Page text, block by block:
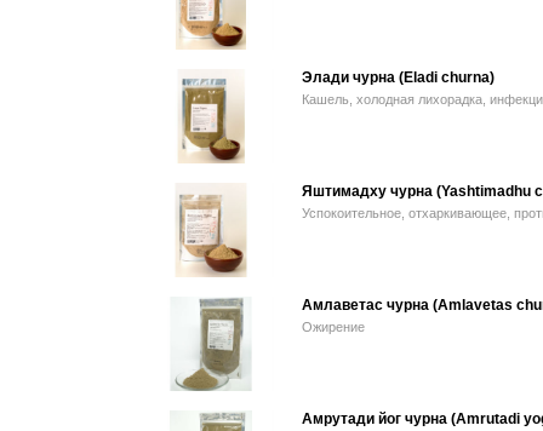
Элади чурна (Eladi сhurna)
Кашель, холодная лихорадка,
Яштимадху чурна (Yashtimadhu
Успокоительное, отхаркивающее,
Амлаветас чурна (Amlavetas
Ожирение
Амрутади йог чурна (Amrutadi